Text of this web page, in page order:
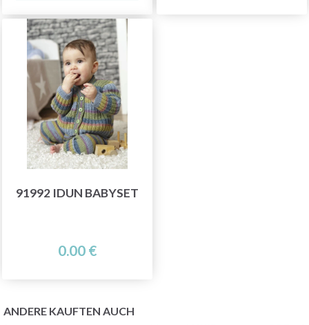
91992 IDUN BABYSET
0.00 €
ANDERE KAUFTEN AUCH